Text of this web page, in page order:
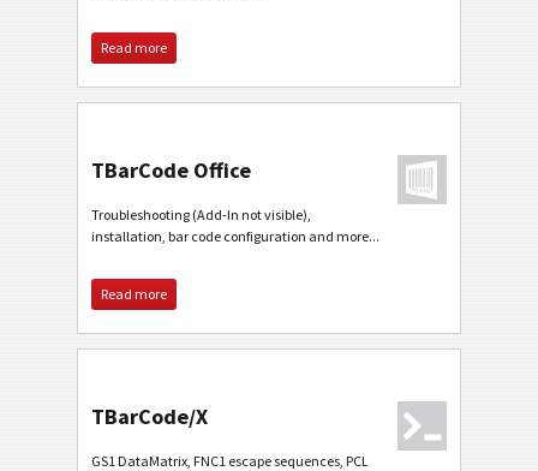
Read more
TBarCode Office
Troubleshooting (Add-In not visible),
installation, bar code configuration and more...
Read more
TBarCode/X
GS1 DataMatrix, FNC1 escape sequences, PCL